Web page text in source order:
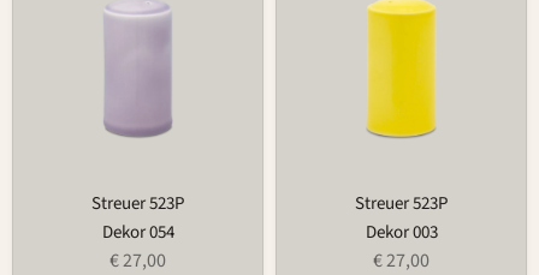
Streuer 523P
Dekor 054
€ 27,00
Streuer 523P
Dekor 003
€ 27,00